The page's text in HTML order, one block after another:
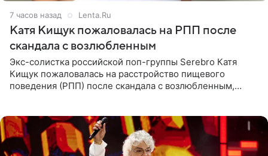
7 часов назад Lenta.Ru
Катя Кищук пожаловалась на РПП после
скандала с возлюбленным
Экс-солистка российской поп-группы Serebro Катя
Кищук пожаловалась на расстройство пищевого
поведения (РПП) после скандала с возлюбленным,